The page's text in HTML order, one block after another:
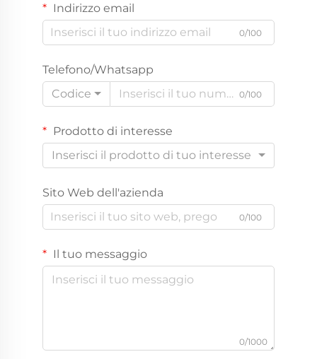
Indirizzo email
0/100
Telefono/Whatsapp
Codice
0/100
Prodotto di interesse
Inserisci il prodotto di tuo interesse
Sito Web dell'azienda
0/100
Il tuo messaggio
0/1000